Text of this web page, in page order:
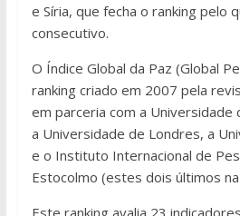
e Síria, que fecha o ranking pelo
consecutivo.
O Índice Global da Paz (Global
ranking criado em 2007 pela
em parceria com a Universidade
a Universidade de Londres, a
e o Instituto Internacional de
Estocolmo (estes dois últimos na